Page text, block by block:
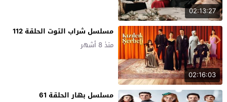
02:13:27
02:16:03
مسلسل شراب التوت الحلقة 112
منذ 8 أشهر
مسلسل بهار الحلقة 61